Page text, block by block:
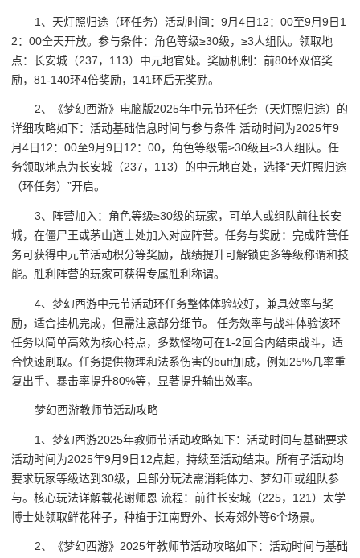
1、天灯照归途（环任务）活动时间：9月4日12：00至9月9日1
2：00全天开放。参与条件：角色等级≥30级，≥3人组队。领取地
点：长安城（237，113）中元地官处。奖励机制：前80环双倍奖
励，81-140环4倍奖励，141环后无奖励。
2、《梦幻西游》电脑版2025年中元节环任务（天灯照归途）的
详细攻略如下：活动基础信息时间与参与条件 活动时间为2025年9
月4日12：00至9月9日12：00，角色等级需≥30级且≥3人组队。任
务领取地点为长安城（237，113）的中元地官处，选择“天灯照归途
（环任务）”开启。
3、阵营加入：角色等级≥30级的玩家，可单人或组队前往长安
城，在僵尸王或茅山道士处加入对应阵营。任务与奖励：完成阵营任
务可获得中元节活动积分等奖励，战绩提升可解锁更多等级称谓和技
能。胜利阵营的玩家可获得专属胜利称谓。
4、梦幻西游中元节活动环任务整体体验较好，兼具效率与奖
励，适合挂机完成，但需注意部分细节。 任务效率与战斗体验该环
任务以简单高效为核心特点，多数怪物可在1-2回合内结束战斗，适
合快速刷取。任务提供物理和法系伤害的buff加成，例如25%几率重
复出手、暴击率提升80%等，显著提升输出效率。
梦幻西游教师节活动攻略
1、梦幻西游2025年教师节活动攻略如下：活动时间与基础要求
活动时间为2025年9月9日12点起，持续至活动结束。所有子活动均
要求玩家等级达到30级，且部分玩法需消耗体力、梦幻币或组队参
与。核心玩法详解载花谢师恩 流程：前往长安城（225，121）太学
博士处领取鲜花种子，种植于江南野外、长寿郊外等6个场景。
2、《梦幻西游》2025年教师节活动攻略如下：活动时间与基础